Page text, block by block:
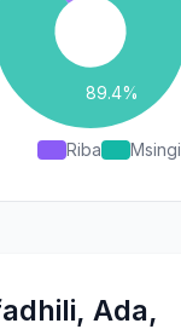
Riba
Msingi
Ada,